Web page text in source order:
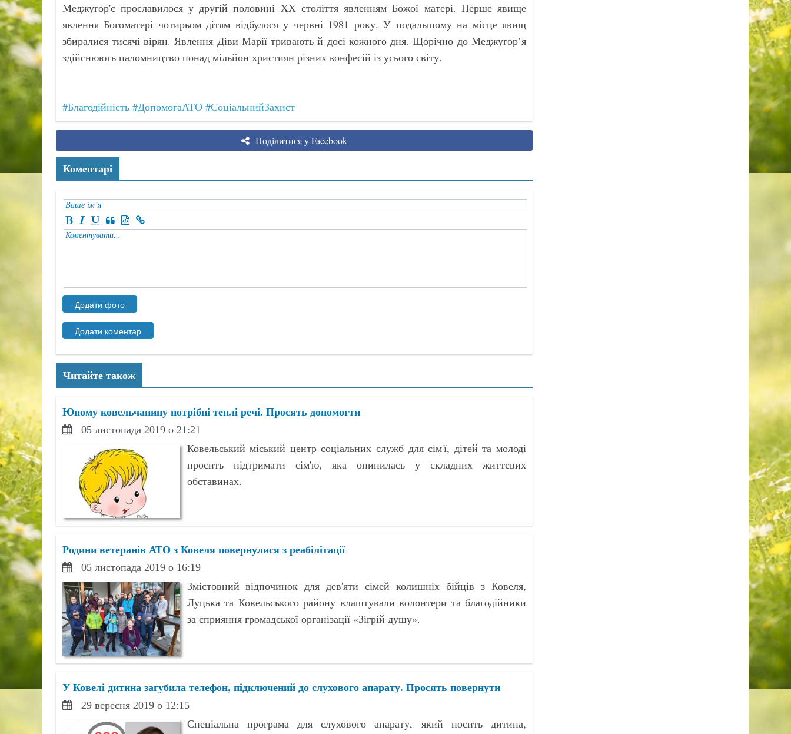
Меджугор'є прославилося у другій половині XX століття явленням Божої матері. Перше явище
явлення Богоматері чотирьом дітям відбулося у червні 1981 року. У подальшому на місце явищ
збиралися тисячі вірян. Явлення Діви Марії тривають й досі кожного дня. Щорічно до Меджугор’я
здійснюють паломництво понад мільйон християн різних конфесій із усього світу.
#Благодійність #ДопомогаАТО #СоціальнийЗахист
Поділитися у Facebook
Коментарі
Читайте також
Юному ковельчанину потрібні теплі речі. Просять допомогти
05 листопада 2019 о 21:21
Ковельський міський центр соціальних служб для сім'ї, дітей та молоді
просить підтримати сім'ю, яка опинилась у складних життєвих
обставинах.
Родини ветеранів АТО з Ковеля повернулися з реабілітації
05 листопада 2019 о 16:19
Змістовний відпочинок для дев'яти сімей колишніх бійців з Ковеля,
Луцька та Ковельського району влаштували волонтери та благодійники
за сприяння громадської організації «Зігрій душу».
У Ковелі дитина загубила телефон, підключений до слухового апарату. Просять повернути
29 вересня 2019 о 12:15
Спеціальна програма для слухового апарату, який носить дитина,